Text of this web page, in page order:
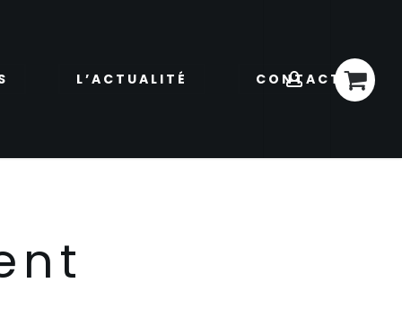
L’ACTUALITÉ CONTACT